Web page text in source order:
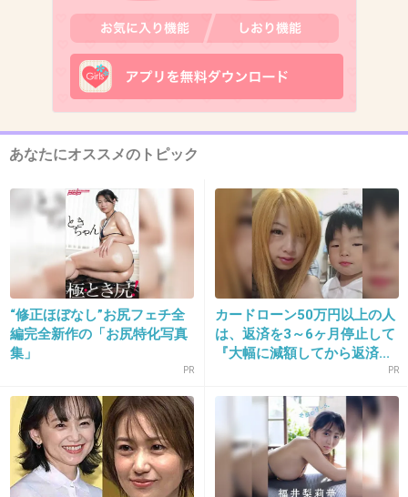
+3
2026/06/03(水) 13:53:28
3件の返信
+16 -1
15. 匿名2026/06/03(水) 13:53:34
>>8
マジでジャニーズってやりたい放題だな
あなたにオススメのトピック
“修正ほぼなし”お尻フェチ全
編完全新作の「お尻特化写真
集」
PR
カードローン50万円以上の人
は、返済を3～6ヶ月停止して
『大幅に減額してから返済...
PR